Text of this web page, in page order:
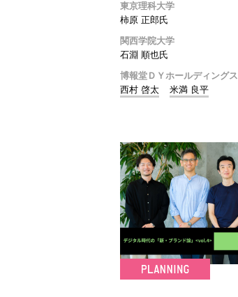
東京理科大学
柿原 正郎氏
関西学院大学
石淵 順也氏
博報堂ＤＹホールディングス
西村 啓太
米満 良平